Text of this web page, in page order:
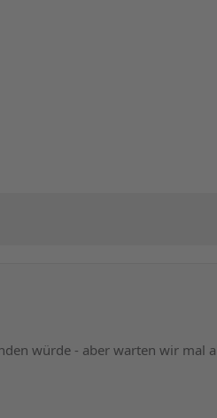
würde - aber warten wir mal